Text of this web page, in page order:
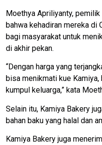
Moethya Apriliyanty, pemilik
bahwa kehadiran mereka di
bagi masyarakat untuk
di akhir pekan.
“Dengan harga yang
bisa menikmati kue
kumpul keluarga,” kata
Selain itu, Kamiya Bakery
bahan baku yang halal dan
Kamiya Bakery juga